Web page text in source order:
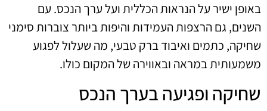
באופן ישיר על הנראות הכללית ועל ערך הנכס. עם
השנים, גם הרצפות העמידות והיפות ביותר צוברות סימני
שחיקה, כתמים ואיבוד ברק טבעי, מה שעלול לפגוע
משמעותית במראה ובאווירה של המקום כולו.
שחיקה ופגיעה בערך הנכס